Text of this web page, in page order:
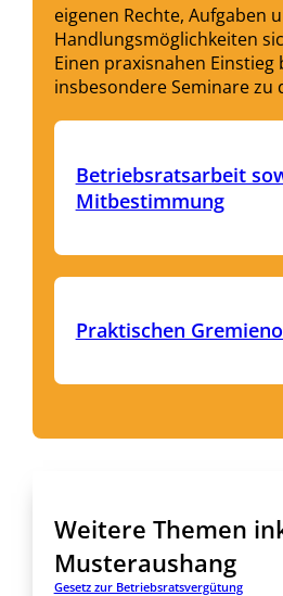
eigenen Rechte, Aufgaben
Handlungsmöglichkeiten
Einen praxisnahen Einstieg
insbesondere Seminare zu
Betriebsratsarbeit
Mitbestimmung
Praktischen
Weitere Themen
Musteraushang
Gesetz zur Betriebsratsvergütung